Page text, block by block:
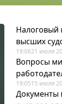
Налоговый
высших
19:0621 июля
Вопросы
19:0515 июля
Документы